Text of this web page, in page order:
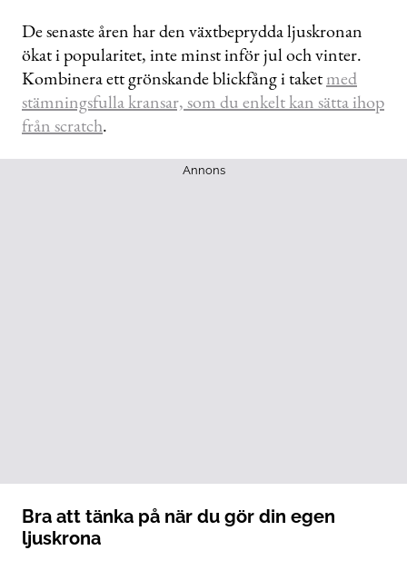
De senaste åren har den växtbeprydda ljuskronan
ökat i popularitet, inte minst inför jul och vinter.
Kombinera ett grönskande blickfång i taketmed
stämningsfulla kransar, som du enkelt kan sätta ihop
från scratch.
Annons
Bra att tänka på när du gör din egen
ljuskrona